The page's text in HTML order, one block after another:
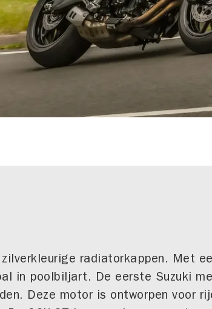
radiatorkappen. Met
in poolbiljart. De eerste Suzuki
Deze motor is ontworpen voor